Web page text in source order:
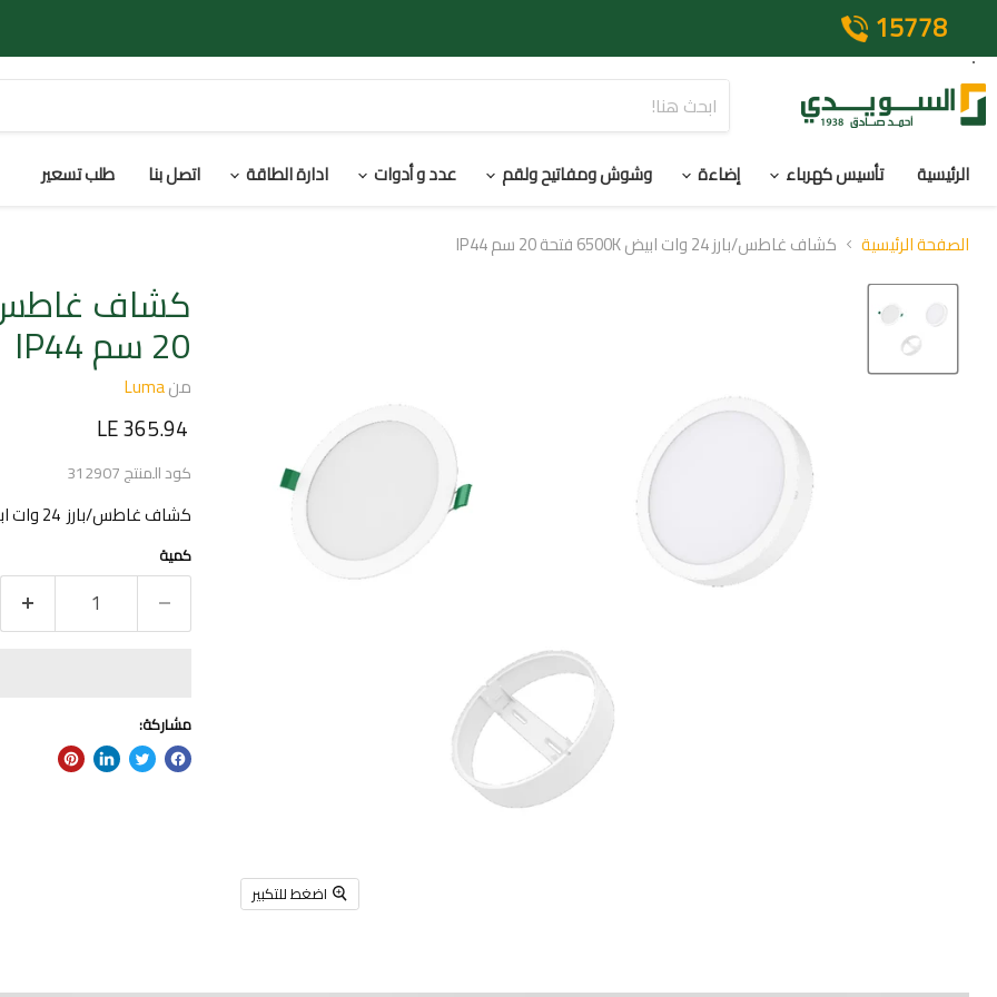
15778
الرئيسية تأسيس كهرباء إضاءة وشوش ومفاتيح ولقم عدد و أدوات ادارة الطاقة اتصل بنا طلب تسعير
الصفحة الرئيسية كشاف غاطس/بارز 24 وات ابيض 6500K فتحة 20 سم IP44
اضغط للتكبير
20 سم IP44
منLuma
السعر الحالي
LE 365.94
كود المنتج312907
كشاف غاطس/بارز 24 وات ابيض 6500K فتحة 20 سم IP44
كمية
مشاركة: